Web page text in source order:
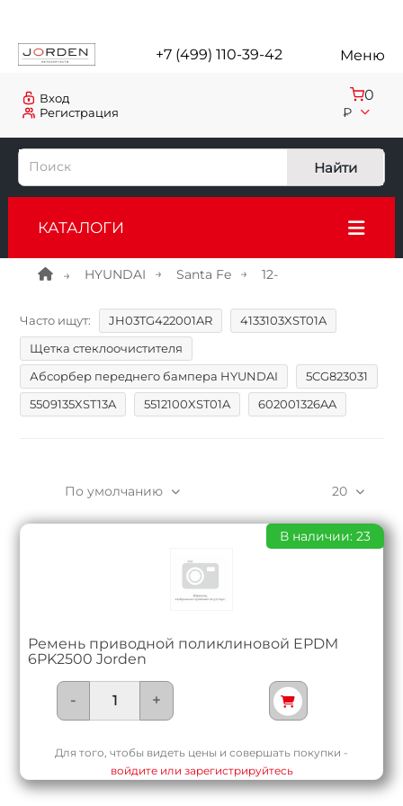
+7 (499) 110-39-42 Меню
Регистрация
Вход 0
₽
Найти
КАТАЛОГИ
HYUNDAI Santa Fe 12-
Часто ищут: JH03TG422001AR
4133103XST01A
Щетка стеклоочистителя
Абсорбер переднего бампера HYUNDAI
5CG823031
5509135XST13A
5512100XST01A 602001326AA
20
По умолчанию
Ремень приводной поликлиновой EPDM
6PK2500 Jorden
В наличии: 23
- +
Для того, чтобы видеть цены и совершать покупки -
войдите или зарегистрируйтесь